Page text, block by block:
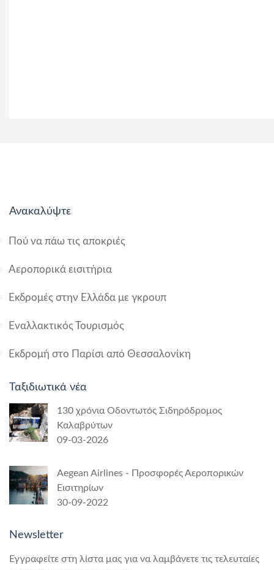
Ανακαλύψτε
Πού να πάω τις αποκριές
Αεροπορικά εισιτήρια
Εκδρομές στην Ελλάδα με γκρουπ
Εναλλακτικός Τουρισμός
Εκδρομή στο Παρίσι από Θεσσαλονίκη
Ταξιδιωτικά νέα
130 χρόνια Οδοντωτός Σιδηρόδρομος
Καλαβρύτων
09-03-2026
Aegean Airlines - Προσφορές Αεροπορικών
Εισιτηρίων
30-09-2022
Newsletter
Εγγραφείτε στη λίστα μας για να λαμβάνετε τις τελευταίες